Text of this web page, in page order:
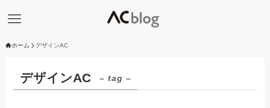
ホーム デザインAC
デザインAC – tag –